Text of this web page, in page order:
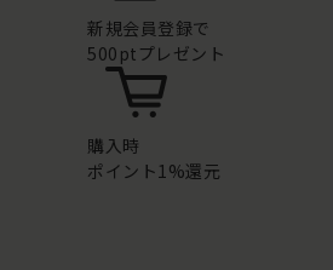
新規会員登録で
500ptプレゼント
購入時
ポイント1%還元